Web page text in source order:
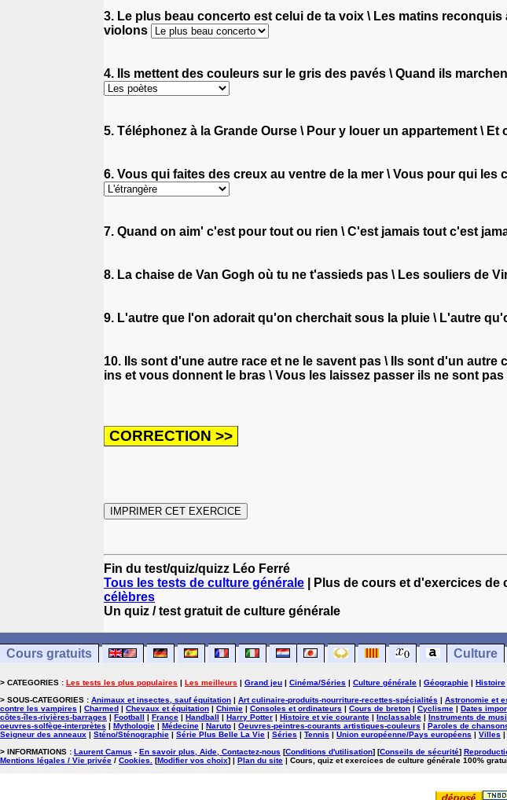
3. Le plus beau concerto est celui de ta voix \ Les matins
violons
4. Ils mettent des couleurs sur le gris des pavés \ Quand ils
5. Téléphonez à la Grande Ourse \ Pour y louer un appartement \
6. Vous qui faites des creux au ventre de la mer \ Vous pour qui
7. Quand on aim' c'est pour tout ou rien \ C'est jamais tout c'est
8. La chaise de Van Gogh où tu ne t'assieds pas \ Les souliers de
9. L'autre que l'on adorait qu'on cherchait sous la pluie \ L'autre
10. Ils sont d'une autre race et ne le savent pas \ Ils sont d'un
ins et vous donnent le bras \ Vous les laissez passer ils ne sont pas
Fin du test/quiz/quizz Léo Ferré
Tous les tests de culture générale | Plus de cours et d'exercices de
célèbres
Un quiz / test gratuit de culture générale
Cours gratuits Culture
> CATEGORIES : Les tests les plus populaires | Les meilleurs | Grand jeu | Cinéma/Séries | Culture générale | Géographie | Histoire
> SOUS-CATEGORIES : Animaux et insectes, sauf équitation | Art culinaire-produits-nourriture-recettes-spécialités | Astronomie et
contre les vampires | Charmed | Chevaux et équitation | Chimie | Consoles et ordinateurs | Cours de breton | Cyclisme | Dates
côtes-îles-rivières-barrages | Football | France | Handball | Harry Potter | Histoire et vie courante | Inclassable | Instruments de
oeuvres-solfège-interprètes | Mythologie | Médecine | Naruto | Oeuvres-peintres-courants artistiques-couleurs | Paroles de
Seigneur des anneaux | Sténo/Sténographie | Série Plus Belle La Vie | Séries | Tennis | Union européenne/Pays européens | Villes |
> INFORMATIONS : Laurent Camus - En savoir plus, Aide, Contactez-nous [Conditions d'utilisation] [Conseils de sécurité]
Mentions légales / Vie privée / Cookies [Modifier vos choix] | Plan du site | Cours, quiz et exercices de culture générale 100%